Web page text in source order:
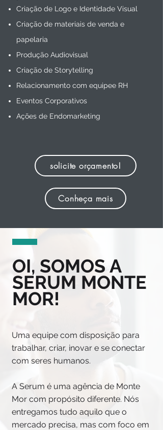
Criação de Logo e Identidade Visual
Criação de materiais de venda e
papelaria
Produção Audiovisual
Criação de Storytelling
Relacionamento com equipee RH
Eventos Corporativos
Ações de Endomarketing
solicite orçamento!
Conheça mais
OI, SOMOS A
SERUM MONTE
MOR!
Uma equipe com disposição para
trabalhar, criar, inovar e se conectar
com seres humanos.
A Serum é uma agência de Monte
Mor com propósito diferente. Nós
entregamos tudo aquilo que o
mercado precisa, mas com foco em